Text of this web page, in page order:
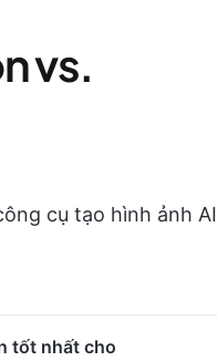
vs.
cụ tạo hình ảnh AI
tốt nhất cho